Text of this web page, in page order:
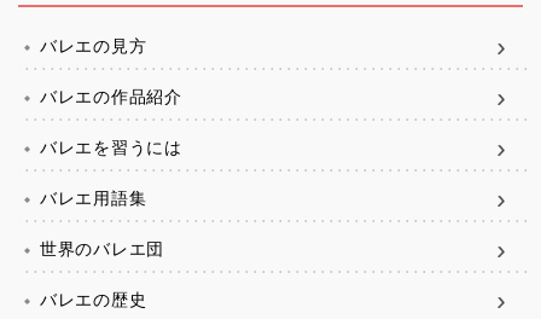
バレエの見方
バレエの作品紹介
バレエを習うには
バレエ用語集
世界のバレエ団
バレエの歴史